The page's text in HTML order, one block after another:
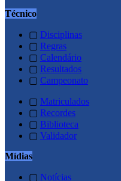
Técnico
▢ Disciplinas
▢ Regras
▢ Calendário
▢ Resultados
▢ Campeonato
▢ Matriculados
▢ Recordes
▢ Biblioteca
▢ Validador
Mídias
▢ Notícias